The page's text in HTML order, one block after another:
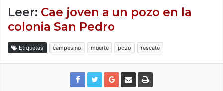
Leer: Cae joven a un pozo en la
colonia San Pedro
Etiquetas campesino muerte pozo rescate